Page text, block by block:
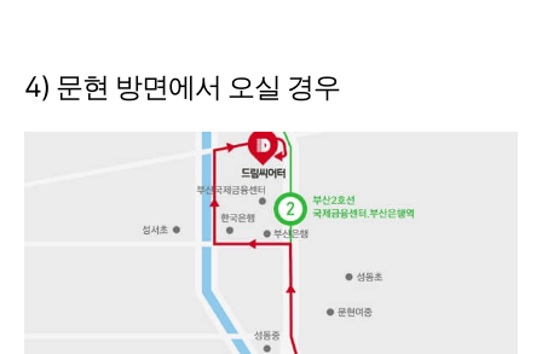
4) 문현 방면에서 오실 경우